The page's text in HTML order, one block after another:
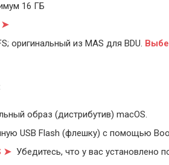
16 ГБ
➤
оригинальный из MAS для BDU.
образ (дистрибутив) macOS.
USB Flash (флешку) с помощью
➤ Убедитесь, что у вас установлено